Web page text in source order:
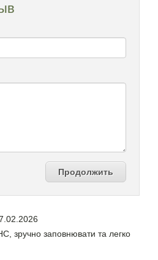
Продолжить
зручно заповнювати та легко